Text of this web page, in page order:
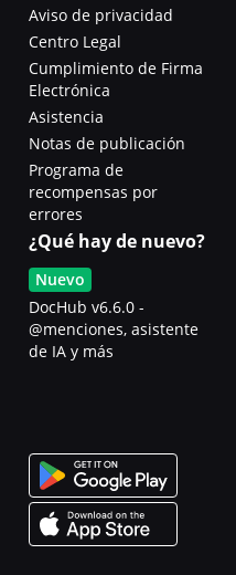
Aviso de privacidad
Centro Legal
Cumplimiento de Firma
Electrónica
Asistencia
Notas de publicación
Programa de
recompensas por
errores
¿Qué hay de nuevo?
Nuevo
DocHub v6.6.0 -
@menciones, asistente
de IA y más